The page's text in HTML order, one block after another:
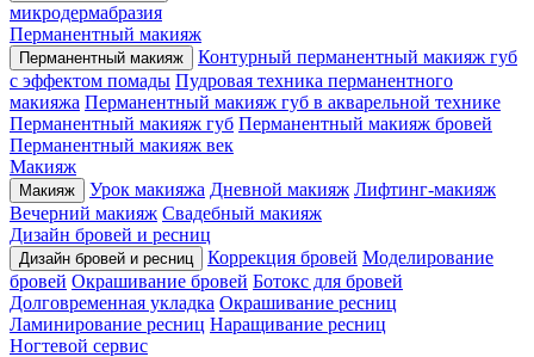
микродермабразия
Перманентный макияж
Перманентный макияж
Контурный перманентный макияж губ
с эффектом помады Пудровая техника перманентного
макияжа Перманентный макияж губ в акварельной технике
Перманентный макияж губ Перманентный макияж бровей
Перманентный макияж век
Макияж
Макияж Урок макияжа Дневной макияж Лифтинг-макияж
Вечерний макияж Свадебный макияж
Дизайн бровей и ресниц
Дизайн бровей и ресниц Коррекция бровей Моделирование
бровей Окрашивание бровей Ботокс для бровей
Долговременная укладка Окрашивание ресниц
Ламинирование ресниц Наращивание ресниц
Ногтевой сервис